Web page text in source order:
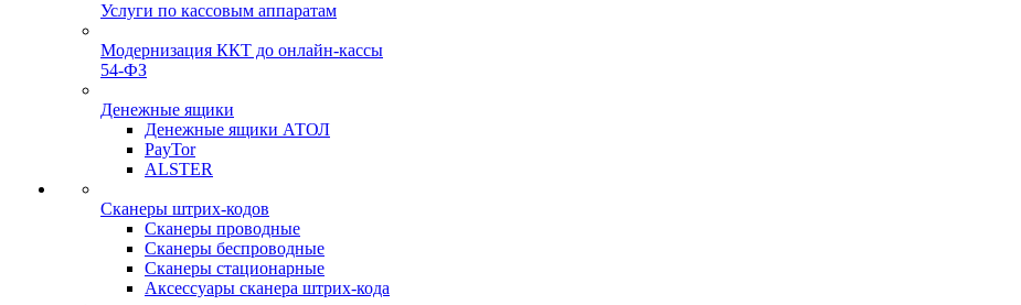
Услуги по кассовым аппаратам
Модернизация ККТ до онлайн-кассы
54-ФЗ
Денежные ящики
Денежные ящики АТОЛ
PayTor
ALSTER
Сканеры штрих-кодов
Сканеры проводные
Сканеры беспроводные
Сканеры стационарные
Аксессуары сканера штрих-кода